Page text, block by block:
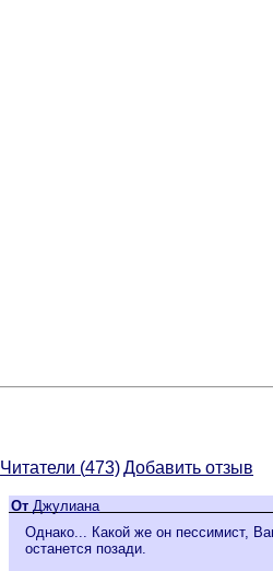
Читатели (473)Добавить отзыв
От Джулиана
Однако... Какой же он пессимист,
останется позади.